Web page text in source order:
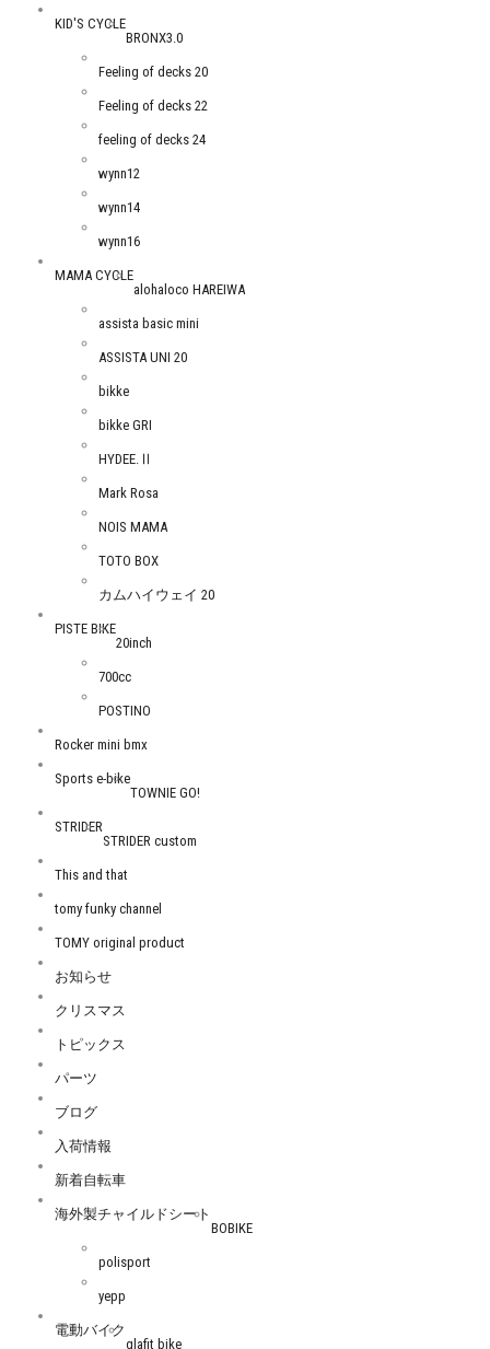
KID'S CYCLE
BRONX3.0
Feeling of decks 20
Feeling of decks 22
feeling of decks 24
wynn12
wynn14
wynn16
MAMA CYCLE
alohaloco HAREIWA
assista basic mini
ASSISTA UNI 20
bikke
bikke GRI
HYDEE.Ⅱ
Mark Rosa
NOIS MAMA
TOTO BOX
カムハイウェイ 20
PISTE BIKE
20inch
700cc
POSTINO
Rocker mini bmx
Sports e-bike
TOWNIE GO!
STRIDER
STRIDER custom
This and that
tomy funky channel
TOMY original product
お知らせ
クリスマス
トピックス
パーツ
ブログ
入荷情報
新着自転車
海外製チャイルドシート
BOBIKE
polisport
yepp
電動バイク
glafit bike